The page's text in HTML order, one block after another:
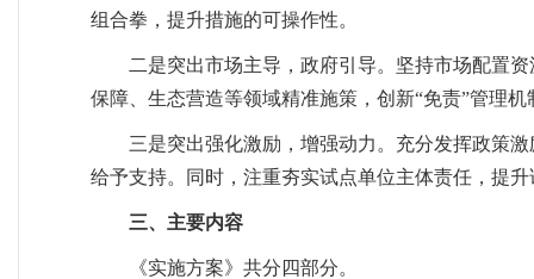
组合拳，提升措施的可操作性。
二是突出市场主导，政府引导。坚持市场配置
保障、生态营造等领域精准施策，创新“免责”管理
三是突出强化激励，增强动力。充分发挥政策
给予支持。同时，注重夯实试点单位主体责任，提
三、主要内容
《实施方案》共分四部分。